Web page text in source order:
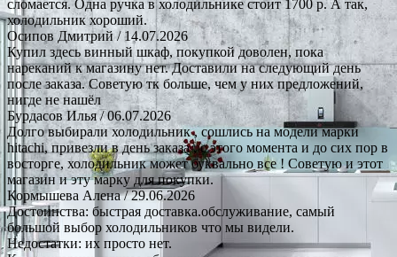
сломается. Одна ручка в холодильнике стоит 1700 р. А так,
холодильник хороший.
Осипов Дмитрий/ 14.07.2026
Купил здесь винный шкаф, покупкой доволен, пока
нареканий к магазину нет. Доставили на следующий день
после заказа. Советую тк больше, чем у них предложений,
нигде не нашёл
Бурдасов Илья/ 06.07.2026
Долго выбирали холодильник , сошлись на модели марки
hitachi, привезли в день заказа , с этого момента и до сих пор в
восторге, холодильник может буквально все ! Советую и этот
магазин и эту марку для покупки.
Кормышева Алена/ 29.06.2026
Достоинства: быстрая доставка.обслуживание, самый
большой выбор холодильников что мы видели.
Недостатки: их просто нет.